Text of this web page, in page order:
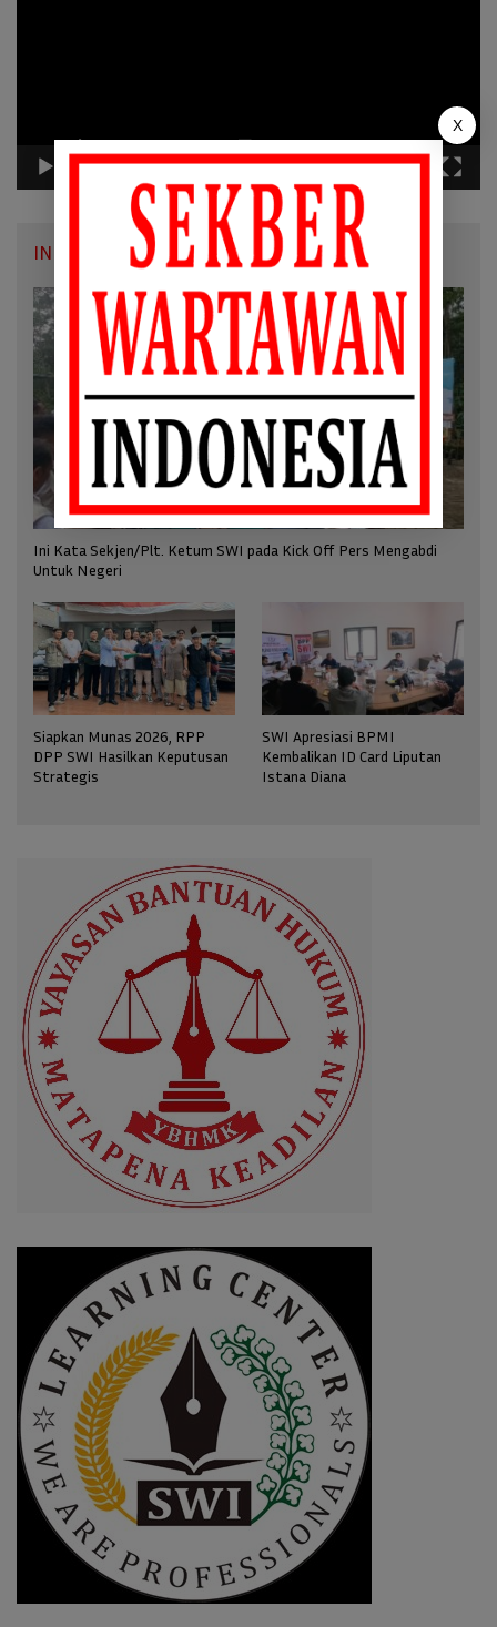
INFO SWI
Ini Kata Sekjen/Plt. Ketum SWI pada Kick Off Pers Mengabdi
Untuk Negeri
Siapkan Munas 2026, RPP
DPP SWI Hasilkan Keputusan
Strategis
SWI Apresiasi BPMI
Kembalikan ID Card Liputan
Istana Diana
X